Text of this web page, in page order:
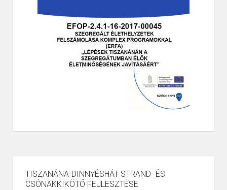
TISZANÁNA-DINNYÉSHÁT STRAND- ÉS
CSÓNAKKIKÖTŐ FEJLESZTÉSE